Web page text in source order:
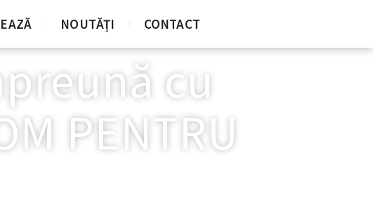
NOUTĂȚI CONTACT
cu
PENTRU